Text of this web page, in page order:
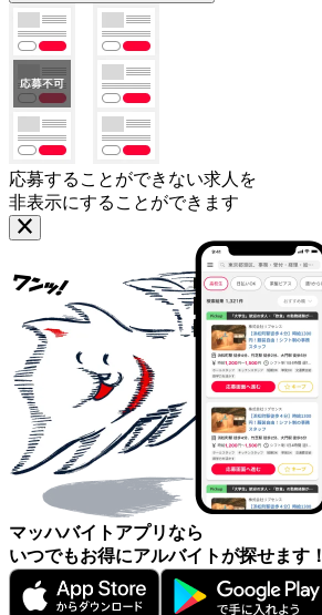
応募することができない求人を
非表示にすることができます
マッハバイトアプリなら
いつでもお得にアルバイトが探せます！